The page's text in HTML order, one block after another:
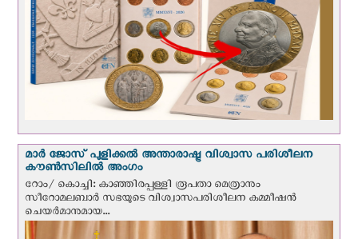
മാർ ജോസ് പുളിക്കൽ അന്താരാഷ്ട്ര വിശ്വാസ പരിശീലന
കൗൺസിലിൽ അംഗം
റോം/ കൊച്ചി: കാഞ്ഞിരപ്പള്ളി രൂപതാ മെത്രാനും
സീറോമലബാർ സഭയുടെ വിശ്വാസപരിശീലന കമ്മീഷൻ
ചെയർമാനുമായ...